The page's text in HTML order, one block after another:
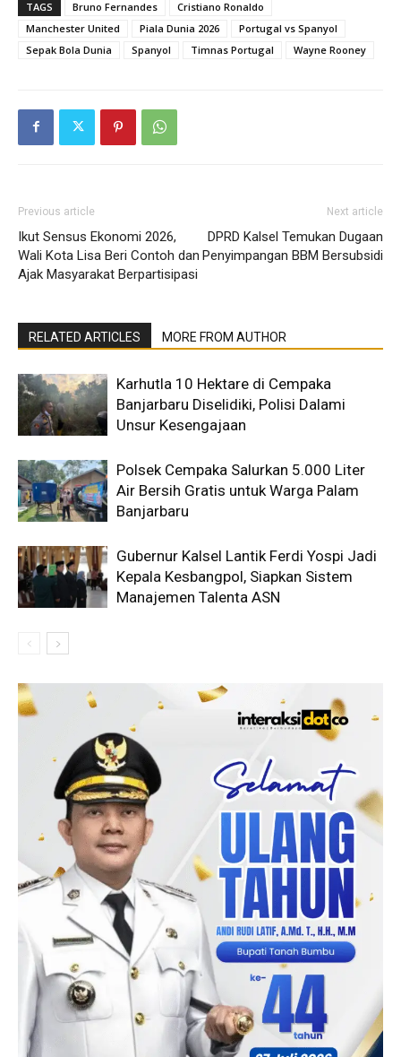
TAGS Bruno Fernandes
Cristiano Ronaldo
Manchester United
Piala Dunia 2026
Portugal vs Spanyol
Sepak Bola Dunia
Spanyol Timnas Portugal Wayne Rooney
Previous article
Ikut Sensus Ekonomi 2026,
Wali Kota Lisa Beri Contoh dan
Ajak Masyarakat Berpartisipasi
Next article
DPRD Kalsel Temukan Dugaan
Penyimpangan BBM Bersubsidi
RELATED ARTICLES MORE FROM AUTHOR
Karhutla 10 Hektare di Cempaka
Banjarbaru Diselidiki, Polisi Dalami
Unsur Kesengajaan
Polsek Cempaka Salurkan 5.000 Liter
Air Bersih Gratis untuk Warga Palam
Banjarbaru
Gubernur Kalsel Lantik Ferdi Yospi Jadi
Kepala Kesbangpol, Siapkan Sistem
Manajemen Talenta ASN